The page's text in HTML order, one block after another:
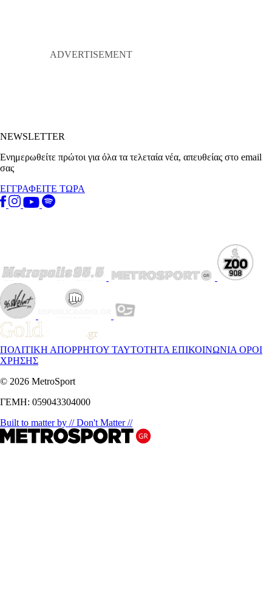
NEWSLETTER
Ενημερωθείτε πρώτοι για όλα τα τελεταία νέα, απευθείας στο email
σας
ΕΓΓΡΑΦΕΙΤΕ ΤΩΡΑ
ΠΟΛΙΤΙΚΗ ΑΠΟΡΡΗΤΟΥ ΤΑΥΤΟΤΗΤΑ ΕΠΙΚΟΙΝΩΝΙΑ ΟΡΟΙ
ΧΡΗΣΗΣ
© 2026 MetroSport
ΓΕΜΗ: 059043304000
Built to matter by // Don't Matter //